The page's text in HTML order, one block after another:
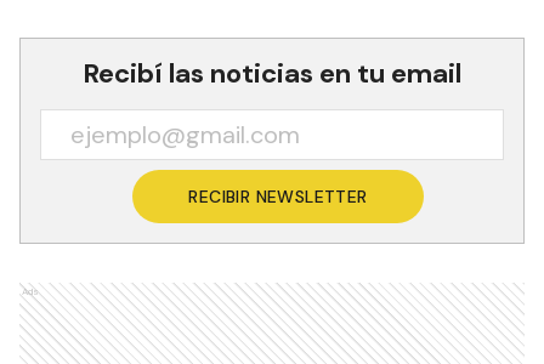
Recibí las noticias en tu email
RECIBIR NEWSLETTER
Ads